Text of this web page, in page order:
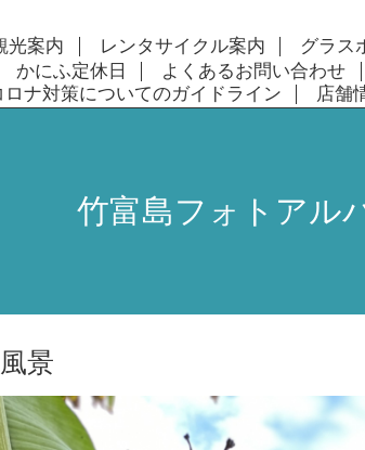
光案内 レンタサイクル案内 グラス
かにふ定休日
よくあるお問い合わせ
ロナ対策についてのガイドライン
店舗
竹富島フォトアル
景